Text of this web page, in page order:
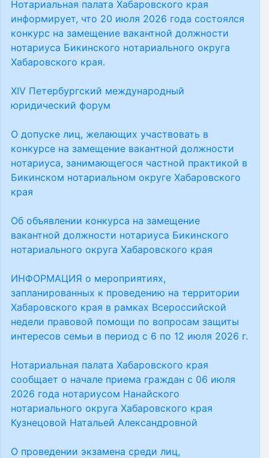
Нотариальная палата Хабаровского края
информирует, что 20 июля 2026 года состоялся
конкурс на замещение вакантной должности
нотариуса Бикинского нотариального округа
Хабаровского края.
XIV Петербургский международный
юридический форум
О допуске лиц, желающих участвовать в
конкурсе на замещение вакантной должности
нотариуса, занимающегося частной практикой в
Бикинском нотариальном округе Хабаровского
края
Об объявлении конкурса на замещение
вакантной должности нотариуса Бикинского
нотариального округа Хабаровского края
ИНФОРМАЦИЯ о мероприятиях,
запланированных к проведению на территории
Хабаровского края в рамках Всероссийской
недели правовой помощи по вопросам защиты
интересов семьи в период с 6 по 12 июля 2026 г.
Нотариальная палата Хабаровского края
сообщает о начале приема граждан с 06 июля
2026 года нотариусом Нанайского
нотариального округа Хабаровского края
Кузнецовой Натальей Александровной
О проведении экзамена среди лиц,